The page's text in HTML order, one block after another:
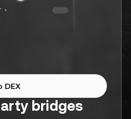
DEX
bridges